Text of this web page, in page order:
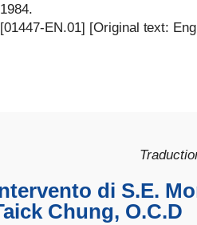
1984.
[01447-EN.01] [Original text:
di S.E.
Chung, O.C.D